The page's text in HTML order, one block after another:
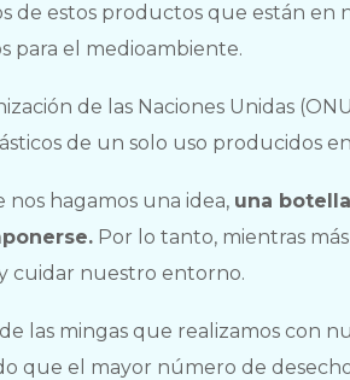
de estos productos que están en
para el medioambiente.
de las Naciones Unidas
de un solo uso producidos
nos hagamos una idea, una
Por lo tanto, mientras
cuidar nuestro entorno.
las mingas que realizamos con
que el mayor número de